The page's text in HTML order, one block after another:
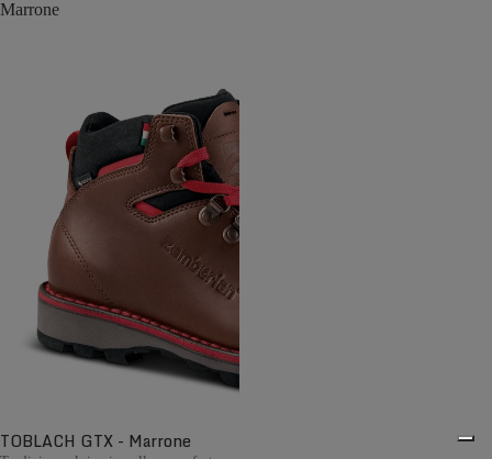
Marrone
TOBLACH GTX - Marrone
Tradizione alpina in pelle e comfort